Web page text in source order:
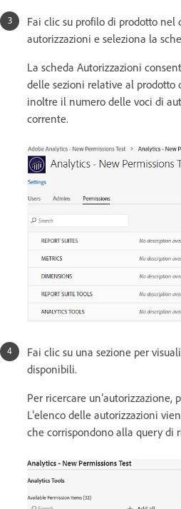
Fai clic su profilo di prodotto nel
autorizzazioni e seleziona la
La scheda Autorizzazioni
delle sezioni relative al prodotto
inoltre il numero delle voci di
corrente.
Fai clic su una sezione per
disponibili.
Per ricercare un’autorizzazione,
L’elenco delle autorizzazioni
che corrispondono alla query di